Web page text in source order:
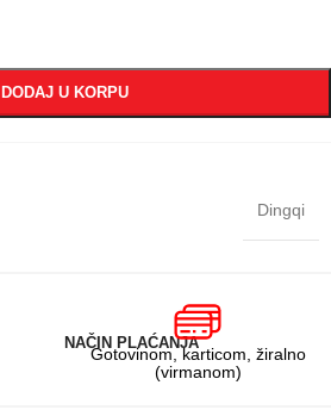
DODAJ U KORPU
Dingqi
NAČIN PLAĆANJA
Gotovinom, karticom, žiralno
(virmanom)